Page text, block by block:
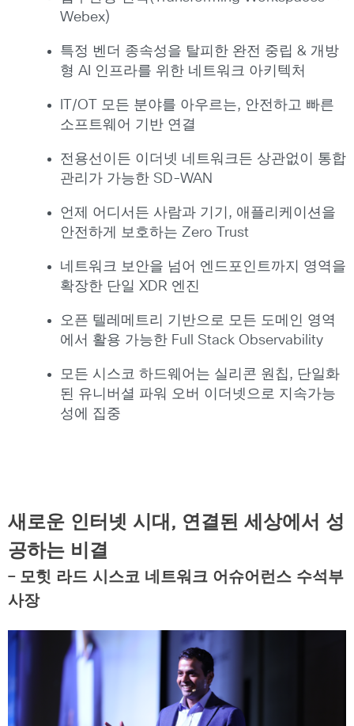
Webex)
특정 벤더 종속성을 탈피한 완전 중립 & 개방
형 AI 인프라를 위한 네트워크 아키텍처
IT/OT 모든 분야를 아우르는, 안전하고 빠른
소프트웨어 기반 연결
전용선이든 이더넷 네트워크든 상관없이 통합
관리가 가능한 SD-WAN
언제 어디서든 사람과 기기, 애플리케이션을
안전하게 보호하는 Zero Trust
네트워크 보안을 넘어 엔드포인트까지 영역을
확장한 단일 XDR 엔진
오픈 텔레메트리 기반으로 모든 도메인 영역
에서 활용 가능한 Full Stack Observability
모든 시스코 하드웨어는 실리콘 원칩, 단일화
된 유니버셜 파워 오버 이더넷으로 지속가능
성에 집중
새로운 인터넷 시대, 연결된 세상에서 성
공하는 비결
– 모힛 라드 시스코 네트워크 어슈어런스 수석부
사장